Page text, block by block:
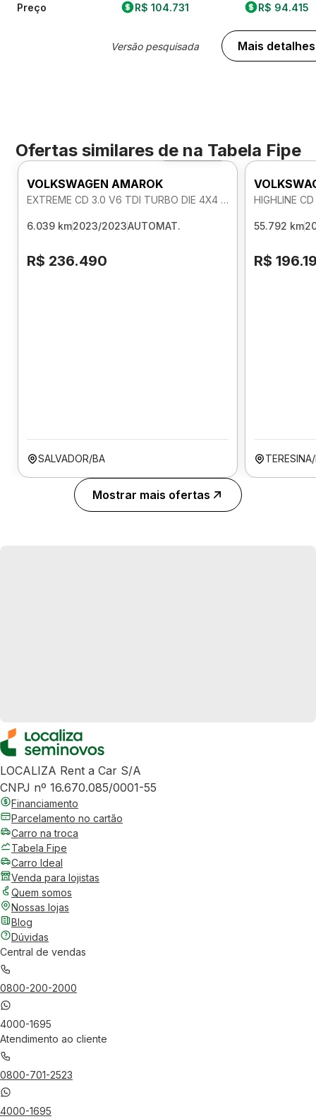
Preço R$ 104.731
Versão pesquisada
R$ 94.415
Mais detalhes
Ofertas similares de na Tabela Fipe
Foto 360º
VOLKSWAGEN AMAROK
EXTREME CD 3.0 V6 TDI TURBO DIE 4X4 AUTOMATICO
6.039 km2023/2023AUTOMAT.
R$ 236.490
SALVADOR/BA
55.792 km
R$
Mostrar mais ofertas
LOCALIZA Rent a Car S/A
CNPJ nº 16.670.085/0001-55
Financiamento
Parcelamento no cartão
Carro na troca
Tabela Fipe
Carro Ideal
Venda para lojistas
Quem somos
Nossas lojas
Blog
Dúvidas
Central de vendas
0800-200-2000
4000-1695
Atendimento ao cliente
0800-701-2523
4000-1695